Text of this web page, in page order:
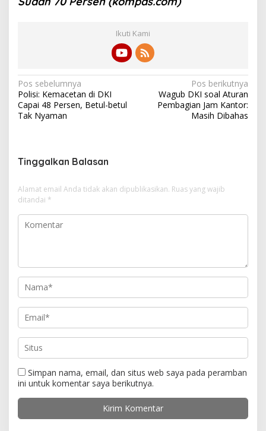
Ikuti Kami
N
a
v
g
a
s
i
p
Pos sebelumnya
Polisi: Kemacetan di DKI
Capai 48 Persen, Betul-betul
Tak Nyaman
Pos berikutnya
Wagub DKI soal Aturan
Pembagian Jam Kantor:
Masih Dibahas
Tinggalkan Balasan
Alamat email Anda tidak akan dipublikasikan. Ruas yang wajib
ditandai *
Simpan nama, email, dan situs web saya pada peramban
ini untuk komentar saya berikutnya.